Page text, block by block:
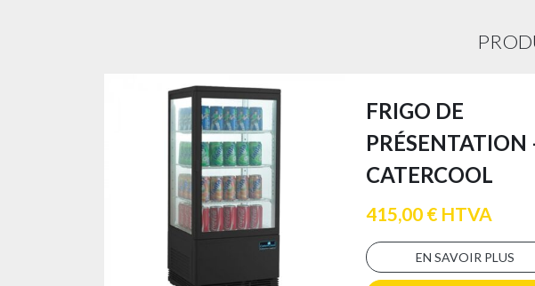
FRIGO DE
PRÉSENTATION
CATERCOOL
415,00 € HTVA
EN SAVOIR PLUS